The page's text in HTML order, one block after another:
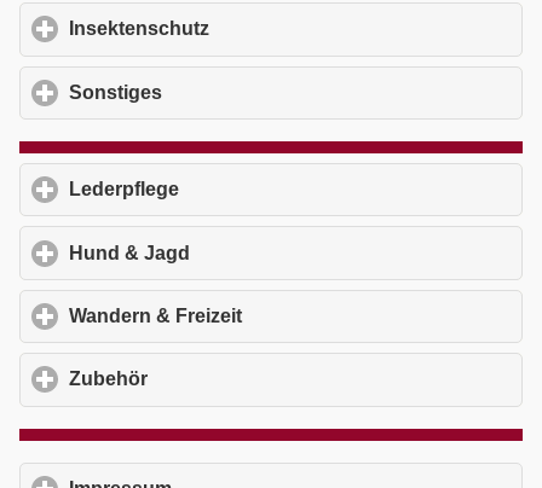
Insektenschutz
Sonstiges
Lederpflege
Hund & Jagd
Wandern & Freizeit
Zubehör